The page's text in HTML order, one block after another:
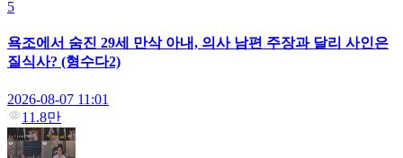
5
욕조에서 숨진 29세 만삭 아내, 의사 남편 주장과 달리 사인은
질식사? (형수다2)
2026-08-07 11:01
11.8만